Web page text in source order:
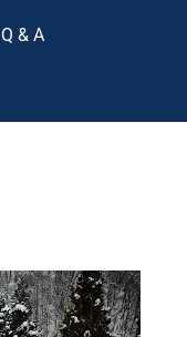
Q & A